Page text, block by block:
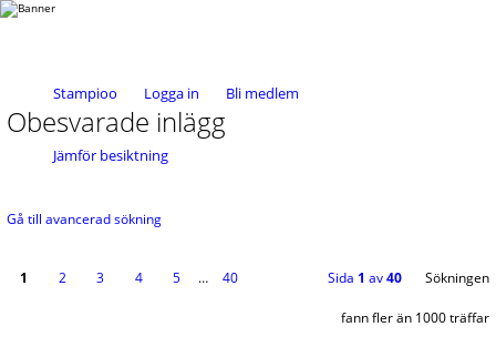
Stampioo Logga in Bli medlem
Jämför besiktning
Obesvarade inlägg
Gå till avancerad sökning
1 2 3 4 5 … 40 Sida 1 av40 Sökningen
fann fler än 1000 träffar